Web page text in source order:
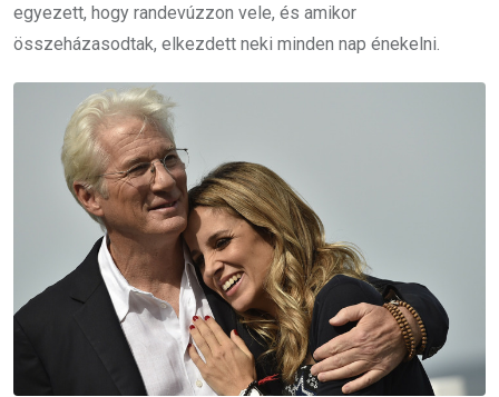
egyezett, hogy randevúzzon vele, és amikor
összeházasodtak, elkezdett neki minden nap énekelni.